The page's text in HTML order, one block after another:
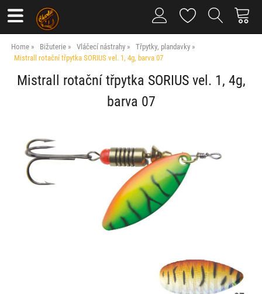
Home Bižuterie Vláčecí nástrahy
Třpytky, plandavky
Mistrall rotační třpytka SORIUS vel. 1, 4g, barva 07
Mistrall rotační třpytka SORIUS vel. 1, 4g,
barva 07